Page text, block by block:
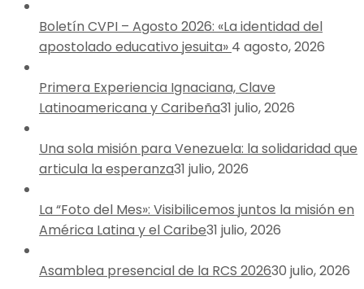
Boletín CVPI – Agosto 2026: «La identidad del
apostolado educativo jesuita» 4 agosto, 2026
Primera Experiencia Ignaciana, Clave
Latinoamericana y Caribeña31 julio, 2026
Una sola misión para Venezuela: la solidaridad que
articula la esperanza31 julio, 2026
La “Foto del Mes»: Visibilicemos juntos la misión en
América Latina y el Caribe31 julio, 2026
Asamblea presencial de la RCS 202630 julio, 2026